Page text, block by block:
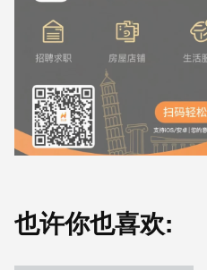
也许你也喜欢: